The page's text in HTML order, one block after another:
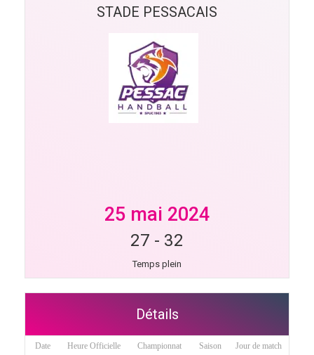
STADE PESSACAIS
25 mai 2024
27 - 32
Temps plein
Détails
Date Heure Officielle Championnat Saison Jour de match